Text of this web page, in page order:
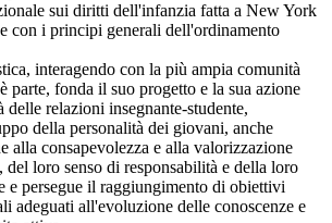
sui diritti dell'infanzia fatta a New York
con i principi generali dell'ordinamento
interagendo con la più ampia comunità
parte, fonda il suo progetto e la sua azione
delle relazioni insegnante-studente,
della personalità dei giovani, anche
alla consapevolezza e alla valorizzazione
del loro senso di responsabilità e della loro
e persegue il raggiungimento di obiettivi
adeguati all'evoluzione delle conoscenze e